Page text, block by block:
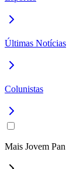
Últimas Notícias
Colunistas
Mais Jovem Pan